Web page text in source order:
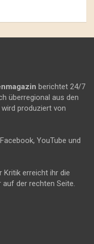
berichtet 24/7
überregional aus den
produziert von
YouTube und
Kritik erreicht ihr die
der rechten Seite.